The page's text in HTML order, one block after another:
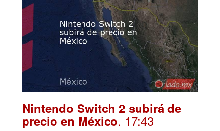
Nintendo Switch 2 subirá de
precio en México. 17:43